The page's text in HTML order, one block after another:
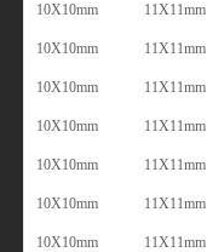
10X10mm 11X11mm
10X10mm 11X11mm
10X10mm 11X11mm
10X10mm 11X11mm
10X10mm 11X11mm
10X10mm 11X11mm
10X10mm 11X11mm